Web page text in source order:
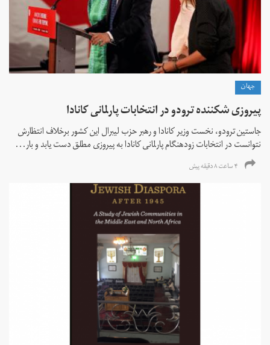
جهان
پیروزی شکننده ترودو در انتخابات پارلمانی کانادا
جاستین ترودو، نخست وزیر کانادا و رهبر حزب لیبرال این کشور برخلاف انتظارش
نتوانست در انتخابات زود‌هنگام پارلمانی کانادا به پیروزی مطلق دست یابد و بار...
۴ ساعت ۸ دقیقه پیش